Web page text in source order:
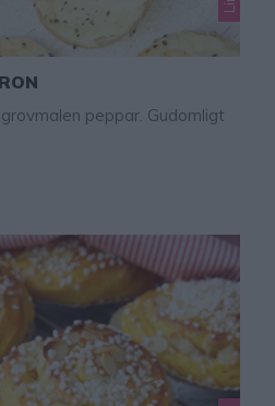
peppar. Gudomligt